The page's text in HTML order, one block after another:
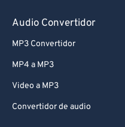
Audio Convertidor
MP3 Convertidor
MP4 a MP3
Video a MP3
Convertidor de audio